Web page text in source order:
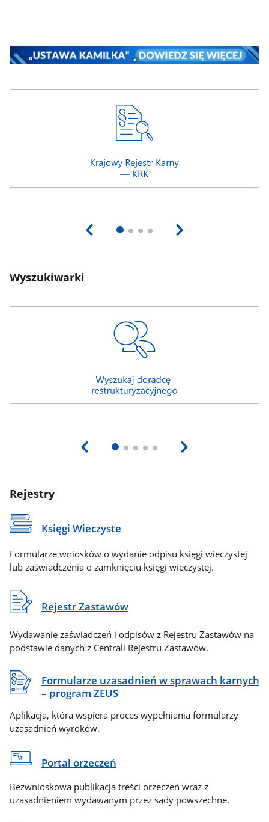
Wyszukiwarki
Rejestry
Księgi Wieczyste
Formularze wniosków o wydanie odpisu księgi wieczystej
lub zaświadczenia o zamknięciu księgi wieczystej.
Rejestr Zastawów
Wydawanie zaświadczeń i odpisów z Rejestru Zastawów na
podstawie danych z Centrali Rejestru Zastawów.
Formularze uzasadnień w sprawach karnych
– program ZEUS
Aplikacja, która wspiera proces wypełniania formularzy
uzasadnień wyroków.
Portal orzeczeń
Bezwnioskowa publikacja treści orzeczeń wraz z
uzasadnieniem wydawanym przez sądy powszechne.